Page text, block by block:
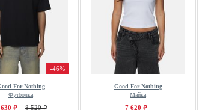
-46%
For Nothing
Футболка
₽ 8 520 ₽
Good For Nothing
Майка
7 620 ₽